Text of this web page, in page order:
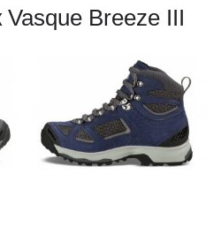
Vasque Breeze III